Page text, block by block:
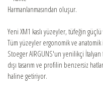
Harmanlanmasından oluşur.
Yeni XM1 kaslı yüzeyler, tüfeğin
Tüm yüzeyler ergonomik ve anatomik
Stoeger AIRGUNS'un yenilikçi İtalyan
dışı tasarım ve profilin benzersiz
haline getiriyor.